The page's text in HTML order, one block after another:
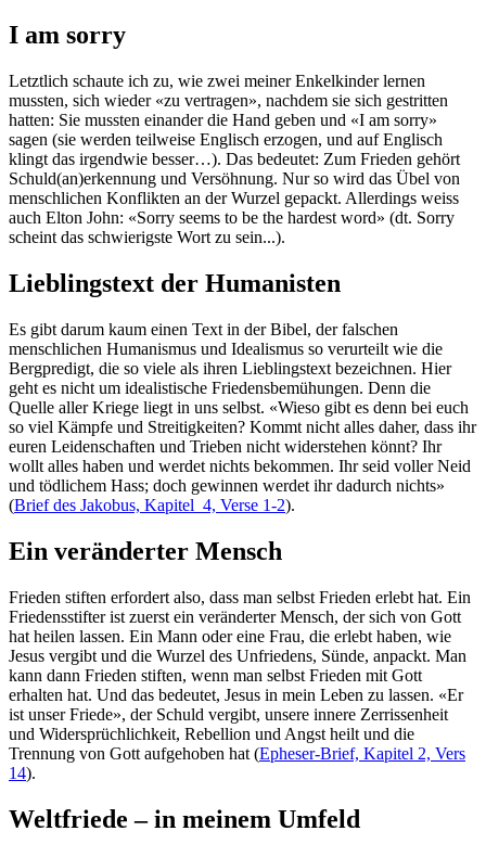
I am sorry
Letztlich schaute ich zu, wie zwei meiner Enkelkinder lernen
mussten, sich wieder «zu vertragen», nachdem sie sich gestritten
hatten: Sie mussten einander die Hand geben und «I am sorry»
sagen (sie werden teilweise Englisch erzogen, und auf Englisch
klingt das irgendwie besser…). Das bedeutet: Zum Frieden gehört
Schuld(an)erkennung und Versöhnung. Nur so wird das Übel von
menschlichen Konflikten an der Wurzel gepackt. Allerdings weiss
auch Elton John: «Sorry seems to be the hardest word» (dt. Sorry
scheint das schwierigste Wort zu sein...).
Lieblingstext der Humanisten
Es gibt darum kaum einen Text in der Bibel, der falschen
menschlichen Humanismus und Idealismus so verurteilt wie die
Bergpredigt, die so viele als ihren Lieblingstext bezeichnen. Hier
geht es nicht um idealistische Friedensbemühungen. Denn die
Quelle aller Kriege liegt in uns selbst. «Wieso gibt es denn bei euch
so viel Kämpfe und Streitigkeiten? Kommt nicht alles daher, dass ihr
euren Leidenschaften und Trieben nicht widerstehen könnt? Ihr
wollt alles haben und werdet nichts bekommen. Ihr seid voller Neid
und tödlichem Hass; doch gewinnen werdet ihr dadurch nichts»
(Brief des Jakobus, Kapitel 4, Verse 1-2).
Ein veränderter Mensch
Frieden stiften erfordert also, dass man selbst Frieden erlebt hat. Ein
Friedensstifter ist zuerst ein veränderter Mensch, der sich von Gott
hat heilen lassen. Ein Mann oder eine Frau, die erlebt haben, wie
Jesus vergibt und die Wurzel des Unfriedens, Sünde, anpackt. Man
kann dann Frieden stiften, wenn man selbst Frieden mit Gott
erhalten hat. Und das bedeutet, Jesus in mein Leben zu lassen. «Er
ist unser Friede», der Schuld vergibt, unsere innere Zerrissenheit
und Widersprüchlichkeit, Rebellion und Angst heilt und die
Trennung von Gott aufgehoben hat (Epheser-Brief, Kapitel 2, Vers
14).
Weltfriede – in meinem Umfeld